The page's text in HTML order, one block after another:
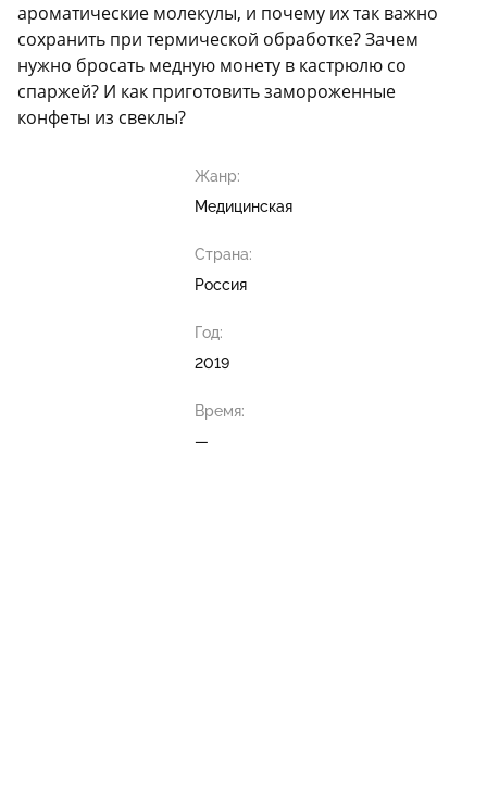
ароматические молекулы, и почему их так важно
сохранить при термической обработке? Зачем
нужно бросать медную монету в кастрюлю со
спаржей? И как приготовить замороженные
конфеты из свеклы?
Жанр:
Медицинская
Страна:
Россия
Год:
2019
Время:
—